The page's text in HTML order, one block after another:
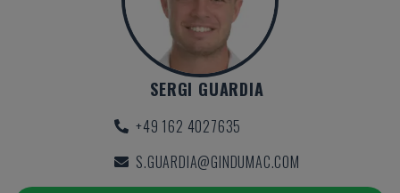
SERGI GUARDIA
+49 162 4027635
S.GUARDIA@GINDUMAC.COM